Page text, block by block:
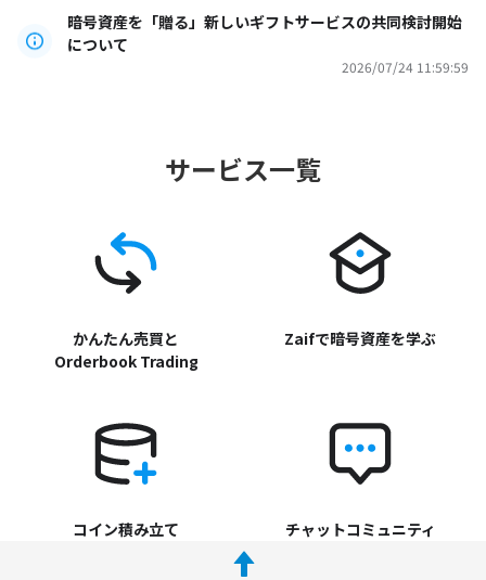
暗号資産を「贈る」新しいギフトサービスの共同検討開始
について
2026/07/24 11:59:59
サービス一覧
かんたん売買と
Orderbook Trading
Zaifで暗号資産を学ぶ
コイン積み立て チャットコミュニティ